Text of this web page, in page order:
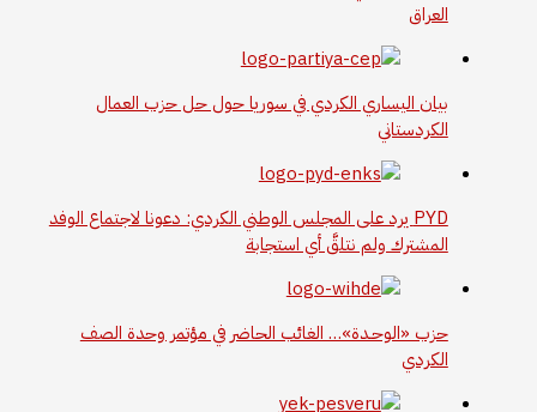
العراق
بيان اليساري الكردي في سوريا حول حل حزب العمال
الكردستاني
PYD يرد على المجلس الوطني الكردي: دعونا لاجتماع الوفد
المشترك ولم نتلقَّ أي استجابة
حزب «الوحـدة»… الغائب الحاضر في مؤتمر وحدة الصف
الكردي